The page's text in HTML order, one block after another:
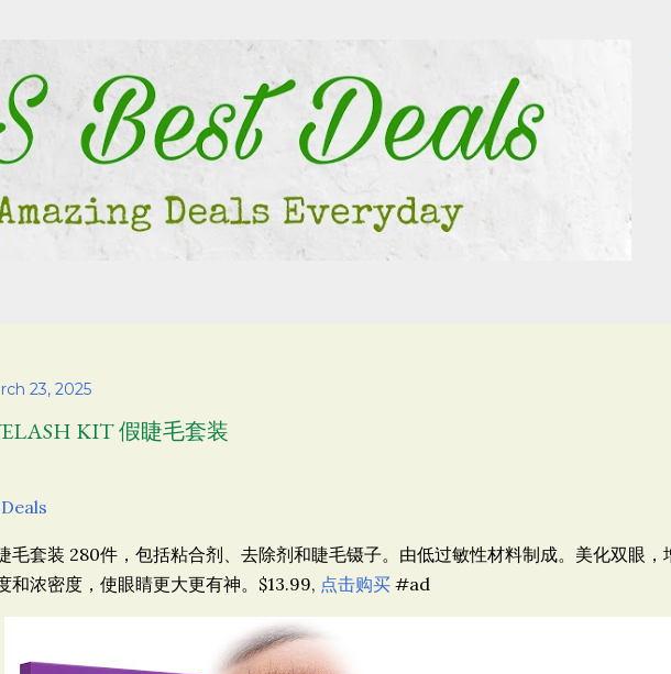
23, 2025
KIT 假睫毛套装
毛套装 280件，包括粘合剂、去除剂和睫毛镊子。由低过敏性材料制成。 美化双眼，
和浓密度，使眼睛更大更有神。$13.99, 点击购买#ad